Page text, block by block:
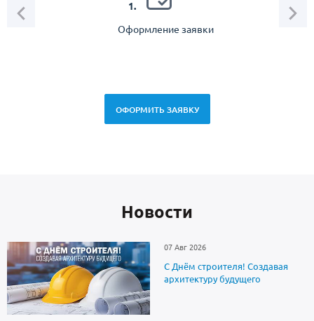
1.
Оформление заявки
ОФОРМИТЬ ЗАЯВКУ
Новоcти
07 Авг 2026
С Днём строителя! Создавая
архитектуру будущего